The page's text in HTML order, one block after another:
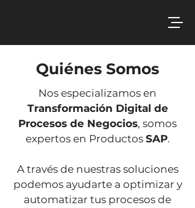
Quiénes Somos
Nos especializamos en
Transformación Digital de
Procesos de Negocios, somos
expertos en Productos SAP.
A través de nuestras soluciones
podemos ayudarte a optimizar y
automatizar tus procesos de